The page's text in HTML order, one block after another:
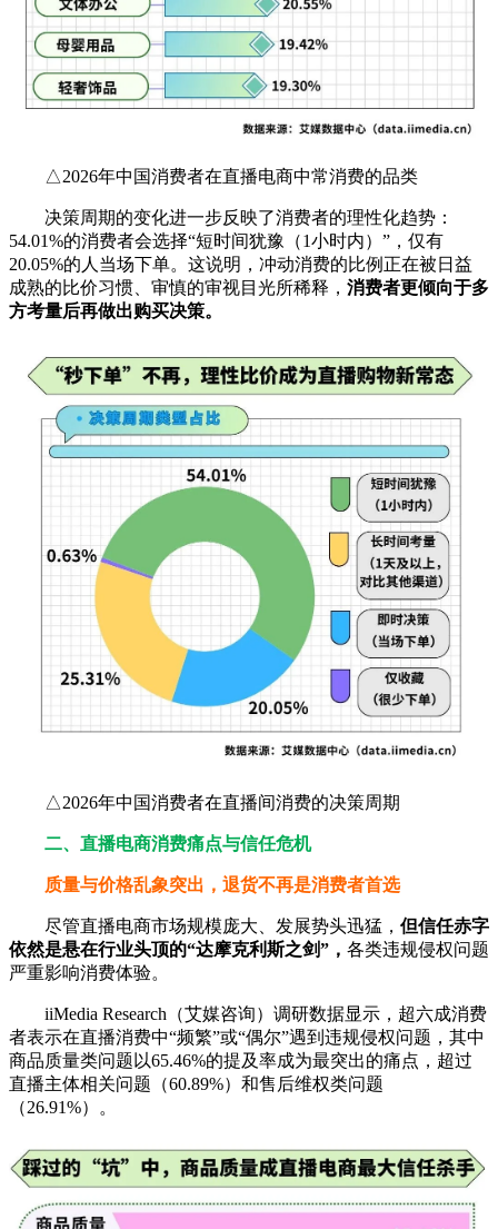
△2026年中国消费者在直播电商中常消费的品类
决策周期的变化进一步反映了消费者的理性化趋势：
54.01%的消费者会选择“短时间犹豫（1小时内）”，仅有
20.05%的人当场下单。这说明，冲动消费的比例正在被日益
成熟的比价习惯、审慎的审视目光所稀释， 消费者更倾向于多
方考量后再做出购买决策。
△2026年中国消费者在直播间消费的决策周期
二、直播电商消费痛点与信任危机
质量与价格乱象突出，退货不再是消费者首选
尽管直播电商市场规模庞大、发展势头迅猛， 但信任赤字
依然是悬在行业头顶的“达摩克利斯之剑”， 各类违规侵权问题
严重影响消费体验。
iiMedia Research（艾媒咨询）调研数据显示，超六成消费
者表示在直播消费中“频繁”或“偶尔”遇到违规侵权问题，其中
商品质量类问题以65.46%的提及率成为最突出的痛点，超过
直播主体相关问题（60.89%）和售后维权类问题
（26.91%）。